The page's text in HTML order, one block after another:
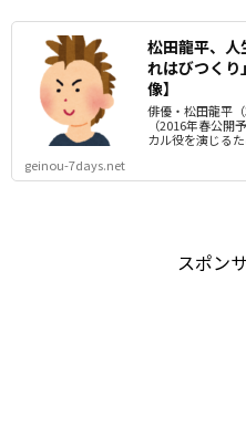
松田龍平、人
れはびつく
像】
俳優・松田龍平
（2016年春公
カル役を演じる
geinou-7days.net
スポン